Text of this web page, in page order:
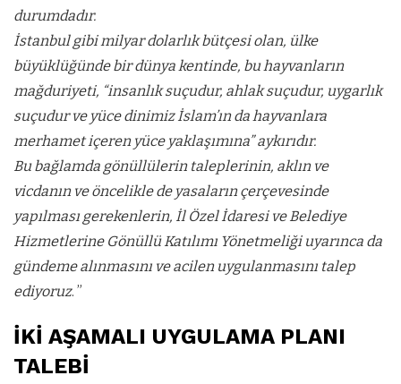
durumdadır.
İstanbul gibi milyar dolarlık bütçesi olan, ülke
büyüklüğünde bir dünya kentinde, bu hayvanların
mağduriyeti, “insanlık suçudur, ahlak suçudur, uygarlık
suçudur ve yüce dinimiz İslam’ın da hayvanlara
merhamet içeren yüce yaklaşımına” aykırıdır.
Bu bağlamda gönüllülerin taleplerinin, aklın ve
vicdanın ve öncelikle de yasaların çerçevesinde
yapılması gerekenlerin, İl Özel İdaresi ve Belediye
Hizmetlerine Gönüllü Katılımı Yönetmeliği uyarınca da
gündeme alınmasını ve acilen uygulanmasını talep
ediyoruz. ”
İKİ AŞAMALI UYGULAMA PLANI
TALEBİ